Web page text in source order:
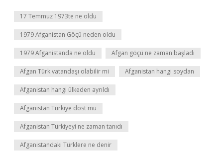
17 Temmuz 1973te ne oldu
1979 Afganistan Göçü neden oldu
1979 Afganistanda ne oldu Afgan göçü ne zaman başladı
Afgan Türk vatandaşı olabilir mi Afganistan hangi soydan
Afganistan hangi ülkeden ayrıldı
Afganistan Türkiye dost mu
Afganistan Türkiyeyi ne zaman tanıdı
Afganistandaki Türklere ne denir